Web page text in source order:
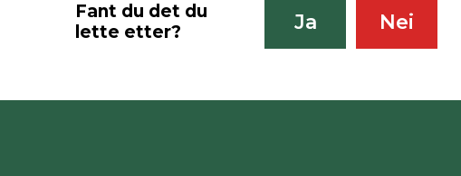
Fant du det du
lette etter?
Ja Nei